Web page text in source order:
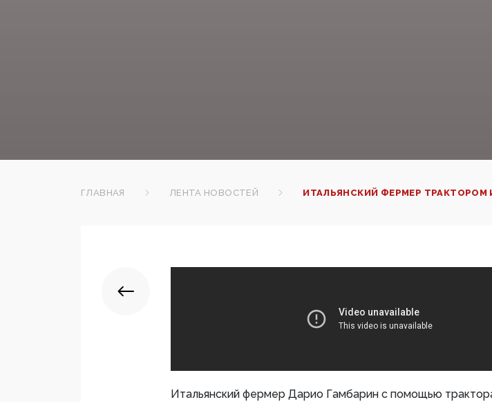
ГЛАВНАЯ ЛЕНТА НОВОСТЕЙ ИТАЛЬЯНСКИЙ ФЕРМЕР
Итальянский фермер Дарио Гамбарин с помощью